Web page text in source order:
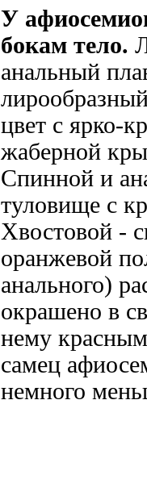
У
бокам тело.
анальный
цвет с ярко-
жаберной
Спинной и
туловище с
Хвостовой -
оранжевой
анального)
окрашено в
нему
самец
немного